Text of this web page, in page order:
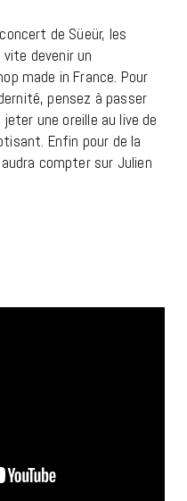
de Süeür, les
devenir un
made in France. Pour
pensez à passer
une oreille au live de
Enfin pour de la
compter sur Julien